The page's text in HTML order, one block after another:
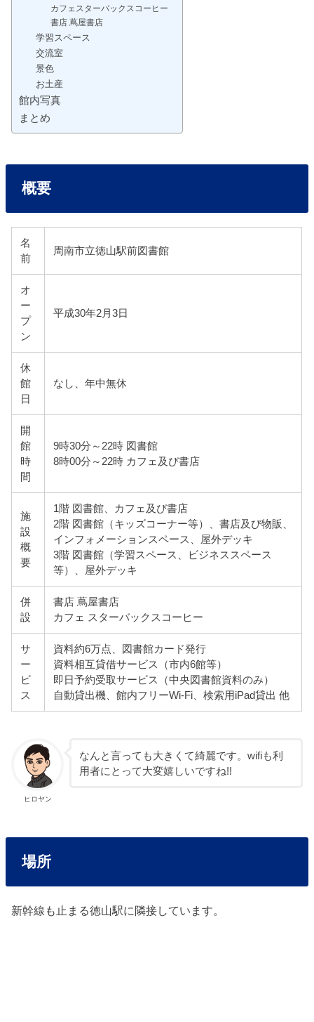
カフェスターバックスコーヒー
書店 蔦屋書店
学習スペース
交流室
景色
お土産
館内写真
まとめ
概要
名
前
周南市立徳山駅前図書館
オ
ー
プ
ン
平成30年2月3日
休
館
日
なし、年中無休
開
館
時
間
9時30分～22時 図書館
8時00分～22時 カフェ及び書店
施
設
概
要
1階 図書館、カフェ及び書店
2階 図書館（キッズコーナー等）、書店及び物販、
インフォメーションスペース、屋外デッキ
3階 図書館（学習スペース、ビジネススペース
等）、屋外デッキ
併
設
書店 蔦屋書店
カフェ スターバックスコーヒー
サ
ー
ビ
ス
資料約6万点、図書館カード発行
資料相互貸借サービス（市内6館等）
即日予約受取サービス（中央図書館資料のみ）
自動貸出機、館内フリーWi-Fi、検索用iPad貸出 他
ヒロヤン
なんと言っても大きくて綺麗です。wifiも利
用者にとって大変嬉しいですね!!
場所
新幹線も止まる徳山駅に隣接しています。